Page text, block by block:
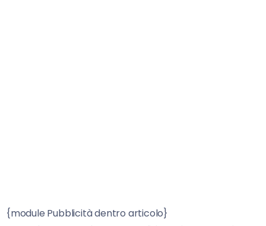
{module Pubblicità dentro articolo}